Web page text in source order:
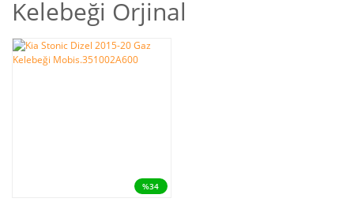
Kelebeği Orjinal
%34